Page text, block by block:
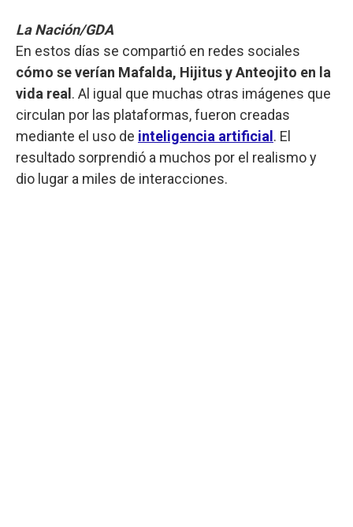
La Nación/GDA
En estos días se compartió en redes sociales
cómo se verían Mafalda, Hijitus y Anteojito en la
vida real . Al igual que muchas otras imágenes que
circulan por las plataformas, fueron creadas
mediante el uso de inteligencia artificial . El
resultado sorprendió a muchos por el realismo y
dio lugar a miles de interacciones.